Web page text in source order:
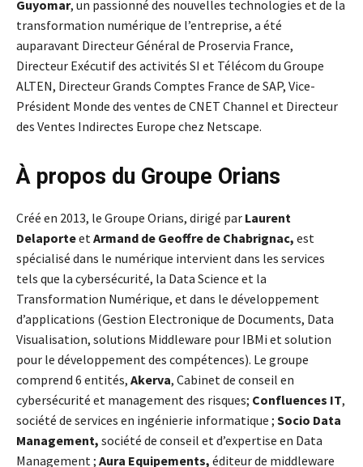
Guyomar, un passionné des nouvelles technologies et de la
transformation numérique de l’entreprise, a été
auparavant Directeur Général de Proservia France,
Directeur Exécutif des activités SI et Télécom du Groupe
ALTEN, Directeur Grands Comptes France de SAP, Vice-
Président Monde des ventes de CNET Channel et Directeur
des Ventes Indirectes Europe chez Netscape.
À propos du Groupe Orians
Créé en 2013, le Groupe Orians, dirigé par Laurent
DelaporteetArmand de Geoffre de Chabrignac, est
spécialisé dans le numérique intervient dans les services
tels que la cybersécurité, la Data Science et la
Transformation Numérique, et dans le développement
d’applications (Gestion Electronique de Documents, Data
Visualisation, solutions Middleware pour IBMi et solution
pour le développement des compétences). Le groupe
comprend 6 entités, Akerva, Cabinet de conseil en
cybersécurité et management des risques; Confluences IT,
société de services en ingénierie informatique ; Socio Data
Management, société de conseil et d’expertise en Data
Management ; Aura Equipements, éditeur de middleware